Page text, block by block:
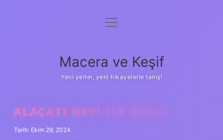
Anasayfa
Yasal Uyarı
menüyü
Macera ve Keşif
Yeni yerler, yeni hikayelerle tanış!
ALAÇATI NEYI ILE ÜNLÜ
Tarih: Ekim 29, 2024